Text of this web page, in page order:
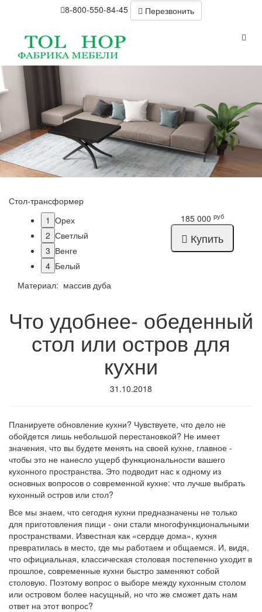
8-800-550-84-45 Перезвонить
Стол-трансформер
1 Орех
2 Светлый
3 Венге
4 Белый
Материал: массив дуба
185 000 руб
Купить
Что удобнее- обеденный
стол или остров для
кухни
31.10.2018
Планируете обновление кухни? Чувствуете, что дело не
обойдется лишь небольшой перестановкой? Не имеет
значения, что вы будете менять на своей кухне, главное -
чтобы это не нанесло ущерб функциональности вашего
кухонного пространства. Это подводит нас к одному из
основных вопросов о современной кухне: что лучше выбрать
кухонный остров или стол?
Все мы знаем, что сегодня кухни предназначены не только
для приготовления пищи - они стали многофункциональными
пространствами. Известная как «сердце дома», кухня
превратилась в место, где мы работаем и общаемся. И, видя,
что официальная, классическая столовая постепенно уходит в
прошлое, современные кухни быстро заменяют собой
столовую. Поэтому вопрос о выборе между кухонным столом
или островом более насущный, но что же сможет дать нам
ответ на этот вопрос?